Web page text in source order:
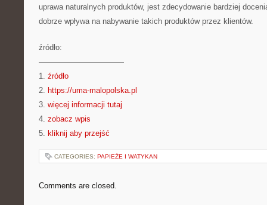
uprawa naturalnych produktów, jest zdecydowanie bardziej
dobrze wpływa na nabywanie takich produktów przez klientów.
źródło:
———————————
1. źródło
2. https://uma-malopolska.pl
3. więcej informacji tutaj
4. zobacz wpis
5. kliknij aby przejść
CATEGORIES: PAPIEŻE I WATYKAN
Comments are closed.